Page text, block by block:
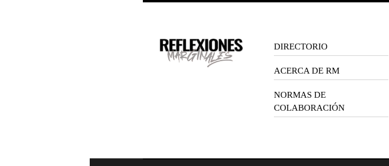
DIRECTORIO
ACERCA DE RM
NORMAS DE
COLABORACIÓN